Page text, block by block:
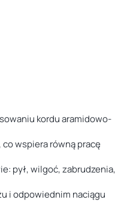
kordu aramidowo-
wspiera równą pracę
pył, wilgoć, zabrudzenia,
i odpowiednim naciągu